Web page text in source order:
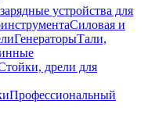
устройства для
Силовая и
ГенераторыТали,
дрели для
Профессиональный